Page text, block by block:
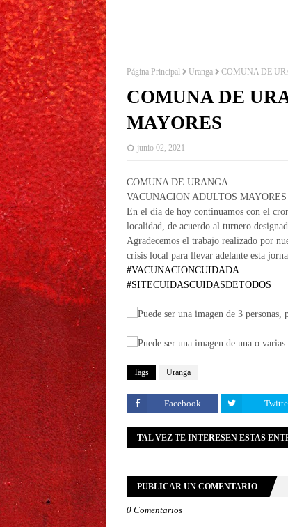
Página Principal Uranga COMUNA DE
COMUNA DE
MAYORES
junio 02, 2021
COMUNA DE URANGA:
VACUNACION ADULTOS MAYORES
En el día de hoy continuamos con el
localidad, de acuerdo al turnero
Agradecemos el trabajo realizado por
crisis local para llevar adelante esta
#VACUNACIONCUIDADA
#SITECUIDASCUIDASDETODOS
Tags Uranga
Facebook
TAL VEZ TE INTERESEN ESTAS
PUBLICAR UN COMENTARIO
0 Comentarios